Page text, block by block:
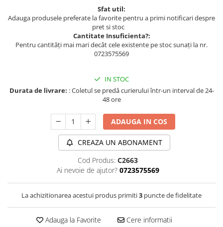
Sfat util:
Adauga produsele preferate la favorite pentru a primi notificari despre
pret si stoc
Cantitate Insuficienta?:
Pentru cantități mai mari decât cele existente pe stoc sunați la nr.
0723575569
IN STOC
Durata de livrare: : Coletul se predă curierului într-un interval de 24-
48 ore
ADAUGA IN COS
CREAZA UN ABONAMENT
Cod Produs: C2663
Ai nevoie de ajutor? 0723575569
La achizitionarea acestui produs primiti3 puncte de fidelitate
Adauga la Favorite Cere informatii